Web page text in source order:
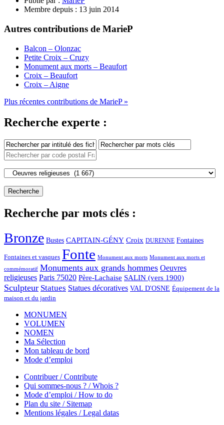
Membre depuis : 13 juin 2014
Autres contributions de MarieP
Balcon – Olonzac
Petite Croix – Cruzy
Monument aux morts – Beaufort
Croix – Beaufort
Croix – Aigne
Plus récentes contributions de MarieP »
Recherche experte :
Recherche par mots clés :
Bronze Bustes CAPITAIN-GÉNY Croix DURENNE Fontaines
Fontaines et vasques Fonte Monument aux morts Monument aux morts et
commémoratif Monuments aux grands hommes Oeuvres
religieuses Paris 75020 Père-Lachaise SALIN (vers 1900)
Sculpteur Statues Statues décoratives VAL D'OSNE Équipement de la
maison et du jardin
MONUMEN
VOLUMEN
NOMEN
Ma Sélection
Mon tableau de bord
Mode d’emploi
Contribuer / Contribute
Qui sommes-nous ? / Whois ?
Mode d’emploi / How to do
Plan du site / Sitemap
Mentions légales / Legal datas